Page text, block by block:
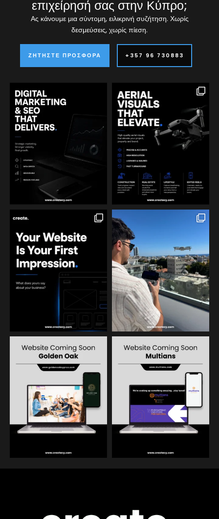
επιχείρησή σας στην Κύπρο;
Ας κάνουμε μια σύντομη, ειλικρινή συζήτηση. Χωρίς
δεσμεύσεις, χωρίς πίεση.
ΖΗΤΉΣΤΕ ΠΡΟΣΦΟΡΆ +357 96 730883